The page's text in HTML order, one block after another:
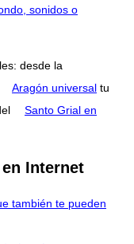
sonidos o
desde la
Aragón universal tu
Santo Grial en
Internet
también te pueden